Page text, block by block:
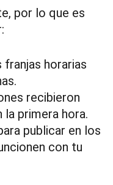
por lo que es
horarias
recibieron
primera hora.
publicar en los
con tu